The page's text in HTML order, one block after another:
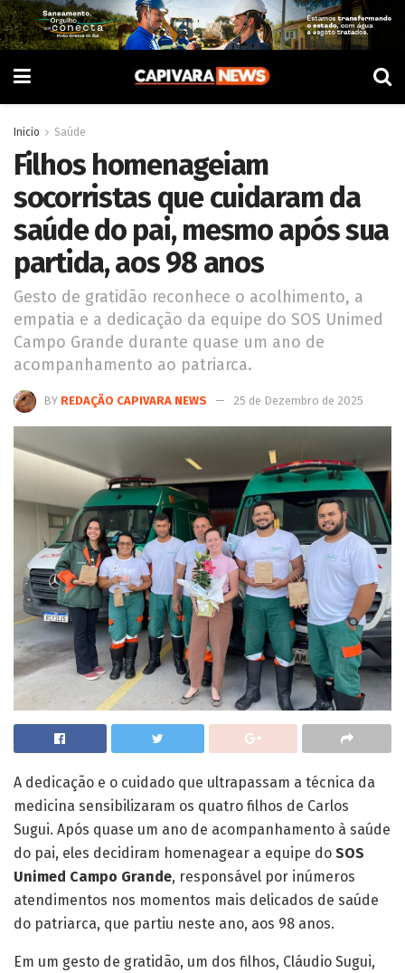
Inicio Saúde
Filhos homenageiam
socorristas que cuidaram da
saúde do pai, mesmo após sua
partida, aos 98 anos
Gesto de gratidão reconhece o acolhimento, a
empatia e a dedicação da equipe do SOS Unimed
Campo Grande durante quase um ano de
acompanhamento ao patriarca.
BY REDAÇÃO CAPIVARA NEWS 25 de Dezembro de 2025
A dedicação e o cuidado que ultrapassam a técnica da
medicina sensibilizaram os quatro filhos de Carlos
Sugui. Após quase um ano de acompanhamento à saúde
do pai, eles decidiram homenagear a equipe do SOS
Unimed Campo Grande, responsável por inúmeros
atendimentos nos momentos mais delicados de saúde
do patriarca, que partiu neste ano, aos 98 anos.
Em um gesto de gratidão, um dos filhos, Cláudio Sugui,